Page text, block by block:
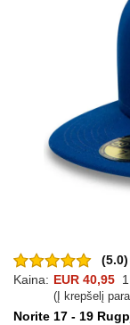
(5.0)
Kaina: EUR 40,95
(Į krepšelį
Norite 17 - 19